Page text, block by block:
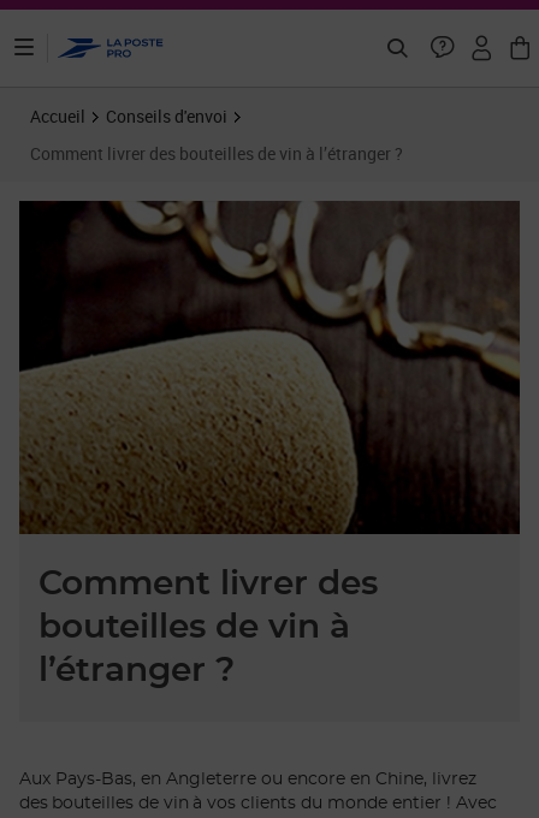
Accueil
Conseils d'envoi
Comment livrer des bouteilles de vin à l’étranger ?
Comment livrer des
bouteilles de vin à
l’étranger ?
Aux Pays-Bas, en Angleterre ou encore en Chine, livrez
des bouteilles de vin à vos clients du monde entier ! Avec